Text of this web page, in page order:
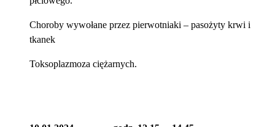
Choroby wywołane przez pierwotniaki – pasożyty krwi i
tkanek
Toksoplazmoza ciężarnych.